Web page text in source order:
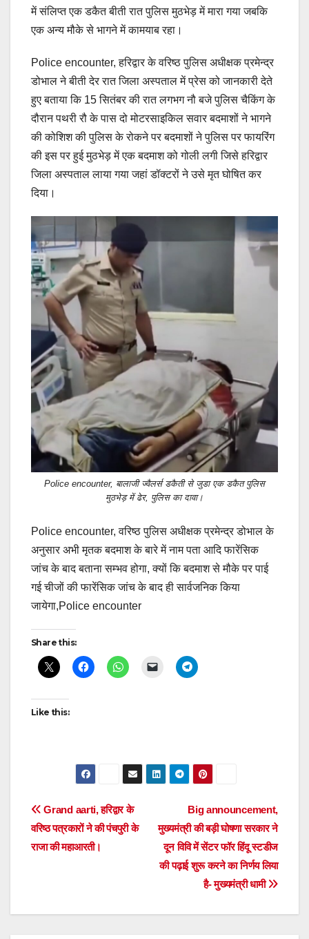
में संलिप्त एक डकैत बीती रात पुलिस मुठभेड़ में मारा गया जबकि
एक अन्य मौके से भागने में कामयाब रहा।
Police encounter, हरिद्वार के वरिष्ठ पुलिस अधीक्षक प्रमेन्द्र
डोभाल ने बीती देर रात जिला अस्पताल में प्रेस को जानकारी देते
हुए बताया कि 15 सितंबर की रात लगभग नौ बजे पुलिस चैकिंग के
दौरान पथरी रौ के पास दो मोटरसाइकिल सवार बदमाशों ने भागने
की कोशिश की पुलिस के रोकने पर बदमाशों ने पुलिस पर फायरिंग
की इस पर हुई मुठभेड़ में एक बदमाश को गोली लगी जिसे हरिद्वार
जिला अस्पताल लाया गया जहां डॉक्टरों ने उसे मृत घोषित कर
दिया।
Police encounter, बालाजी ज्वैलर्स डकैती से जुडा एक डकैत पुलिस
मुठभेड़ में ढेर, पुलिस का दावा।
Police encounter, वरिष्ठ पुलिस अधीक्षक प्रमेन्द्र डोभाल के
अनुसार अभी मृतक बदमाश के बारे में नाम पता आदि फारेंसिक
जांच के बाद बताना सम्भव होगा, क्यों कि बदमाश से मौके पर पाई
गई चीजों की फारेंसिक जांच के बाद ही सार्वजनिक किया
जायेगा,Police encounter
Share this:
Like this:
Post
navigation
Big announcement,
मुख्यमंत्री की बड़ी घोषणा सरकार ने
दून विवि में सेंटर फॉर हिंदू स्टडीज
की पढ़ाई शुरू करने का निर्णय लिया
है- मुख्यमंत्री धामी
Grand aarti, हरिद्वार के
वरिष्ठ पत्रकारों ने की पंचपुरी के
राजा की महाआरती।